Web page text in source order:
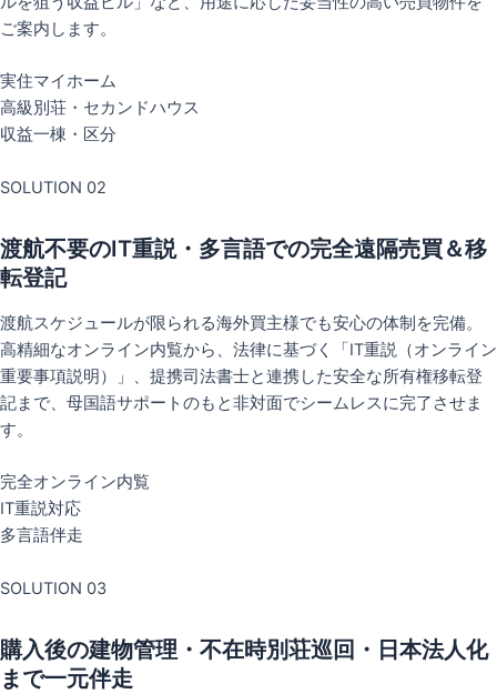
ご案内します。
実住マイホーム
高級別荘・セカンドハウス
収益一棟・区分
SOLUTION 02
渡航不要のIT重説・多言語での完全遠隔売買＆移
転登記
渡航スケジュールが限られる海外買主様でも安心の体制を完備。
高精細なオンライン内覧から、法律に基づく「IT重説（オンライン
重要事項説明）」、提携司法書士と連携した安全な所有権移転登
記まで、母国語サポートのもと非対面でシームレスに完了させま
す。
完全オンライン内覧
IT重説対応
多言語伴走
SOLUTION 03
購入後の建物管理・不在時別荘巡回・日本法人化
まで一元伴走